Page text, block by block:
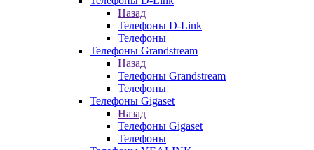
Назад
Телефоны D-Link
Телефоны
Телефоны Grandstream
Назад
Телефоны Grandstream
Телефоны
Телефоны Gigaset
Назад
Телефоны Gigaset
Телефоны